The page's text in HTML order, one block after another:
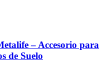
– Accesorio para
de Suelo